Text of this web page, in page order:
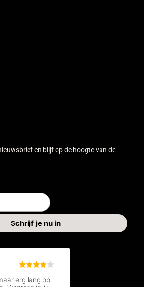
en blijf op de hoogte van de